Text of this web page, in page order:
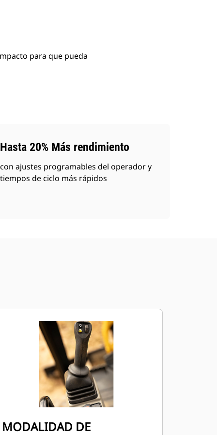
para que pueda
Hasta 20% Más rendimiento
con ajustes programables del operador y
tiempos de ciclo más rápidos
MODALIDAD DE